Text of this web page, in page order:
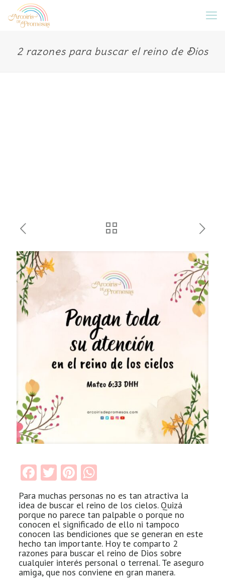
2 razones para buscar el reino de Dios
Facebook
TwitterPinterest
WhatsApp
Para muchas personas no es tan atractiva la
idea de buscar el reino de los cielos. Quizá
porque no parece tan palpable o porque no
conocen el significado de ello ni tampoco
conocen las bendiciones que se generan en este
hecho tan importante. Hoy te comparto 2
razones para buscar el reino de Dios sobre
cualquier interés personal o terrenal. Te aseguro
amiga, que nos conviene en gran manera.